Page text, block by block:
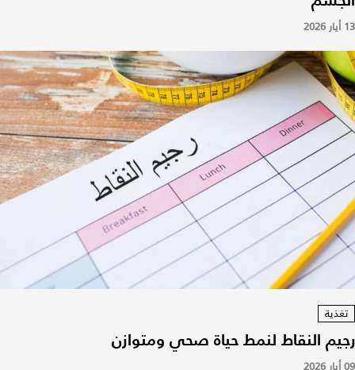
13 أيار 2026
تغذية
رجيم النقاط لنمط حياة صحي ومتوازن
09 أيار 2026